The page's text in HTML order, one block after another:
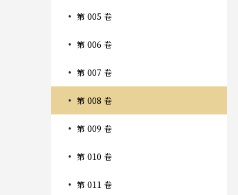
第 005 卷
第 006 卷
第 007 卷
第 008 卷
第 009 卷
第 010 卷
第 011 卷